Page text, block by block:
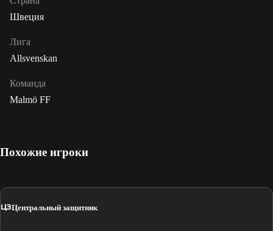
Швеция
Лига
Allsvenskan
Команда
Malmö FF
Похожие игроки
ЦЗЦентральный защитник